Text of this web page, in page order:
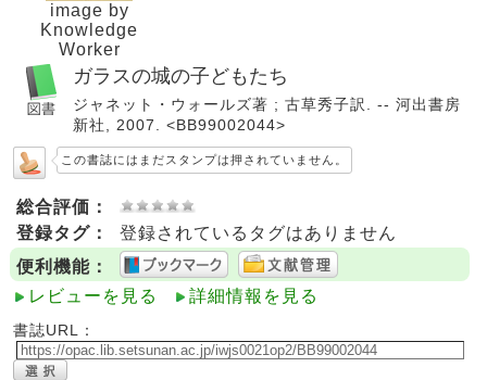
image by
Knowledge
Worker
ガラスの城の子どもたち
ジャネット・ウォールズ著 ; 古草秀子訳. -- 河出書房
新社, 2007. <BB99002044>
この書誌にはまだスタンプは押されていません。
総合評価：
登録タグ：
登録されているタグはありません
便利機能：
レビューを見る
詳細情報を見る
書誌URL：